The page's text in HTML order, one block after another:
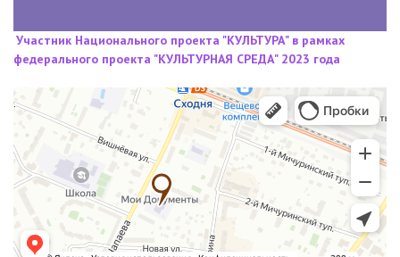
Участник Национального проекта "КУЛЬТУРА" в рамках
федерального проекта "КУЛЬТУРНАЯ СРЕДА" 2023 года